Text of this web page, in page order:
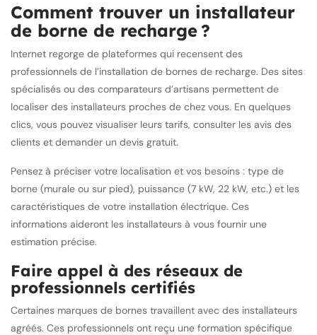
Comment trouver un installateur
de borne de recharge ?
Internet regorge de plateformes qui recensent des
professionnels de l’installation de bornes de recharge. Des sites
spécialisés ou des comparateurs d’artisans permettent de
localiser des installateurs proches de chez vous. En quelques
clics, vous pouvez visualiser leurs tarifs, consulter les avis des
clients et demander un devis gratuit.
Pensez à préciser votre localisation et vos besoins : type de
borne (murale ou sur pied), puissance (7 kW, 22 kW, etc.) et les
caractéristiques de votre installation électrique. Ces
informations aideront les installateurs à vous fournir une
estimation précise.
Faire appel à des réseaux de
professionnels certifiés
Certaines marques de bornes travaillent avec des installateurs
agréés. Ces professionnels ont reçu une formation spécifique